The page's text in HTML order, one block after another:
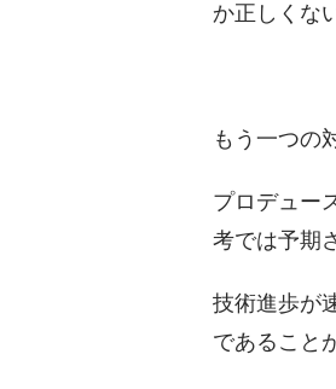
か正しくな
もう一つの
プロデュー
考では予期
技術進歩が
であること